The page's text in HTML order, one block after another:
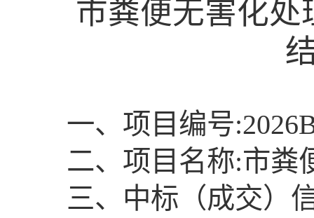
市粪便无害化
一、项目编号
二、项目名称:市粪
三、中标（成交）